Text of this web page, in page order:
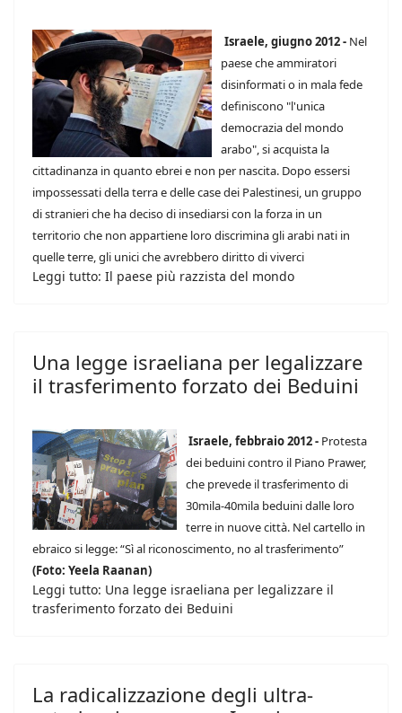
Israele, giugno 2012 - Nel
paese che ammiratori
disinformati o in mala fede
definiscono "l'unica
democrazia del mondo
arabo", si acquista la
cittadinanza in quanto ebrei e non per nascita. Dopo essersi
impossessati della terra e delle case dei Palestinesi, un gruppo
di stranieri che ha deciso di insediarsi con la forza in un
territorio che non appartiene loro discrimina gli arabi nati in
quelle terre, gli unici che avrebbero diritto di viverci
Leggi tutto: Il paese più razzista del mondo
Una legge israeliana per legalizzare
il trasferimento forzato dei Beduini
Israele, febbraio 2012 - Protesta
dei beduini contro il Piano Prawer,
che prevede il trasferimento di
30mila-40mila beduini dalle loro
terre in nuove città. Nel cartello in
ebraico si legge: “Sì al riconoscimento, no al trasferimento”
(Foto: Yeela Raanan)
Leggi tutto: Una legge israeliana per legalizzare il
trasferimento forzato dei Beduini
La radicalizzazione degli ultra-